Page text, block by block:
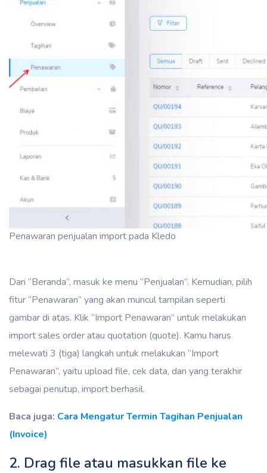
Penawaran penjualan import pada Kledo
Dari “Beranda”, masuk ke menu “Penjualan”. Kemudian, pilih
fitur “Penawaran” yang akan muncul tampilan seperti
gambar di atas. Klik “Import Penawaran” untuk melakukan
import sales order atau quotation (quote). Kamu harus
melewati 3 (tiga) langkah untuk melakukan “Import
Penawaran”, yaitu upload file, cek data, dan yang terakhir
sebagai penutup, import berhasil.
Baca juga: Cara Mengatur Termin Tagihan Penjualan
(Invoice)
2. Drag file atau masukkan file ke